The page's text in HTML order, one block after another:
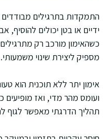
התמקדות בתרגילים
ידיים או בטן יכולים
כשהאימון מורכב רק
מספיק ליצירת שינוי משמעותי.
אימון יתר ללא תוכנית הוא
ועומס מהר מדי, ואז
תהליך הדרגתי מאפשר לגוף